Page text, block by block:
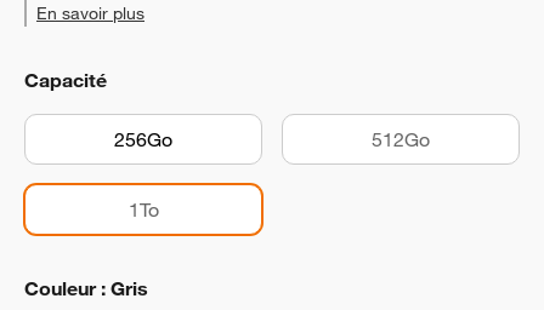
En savoir plus
Capacité
256Go 512Go
1To
Couleur : Gris